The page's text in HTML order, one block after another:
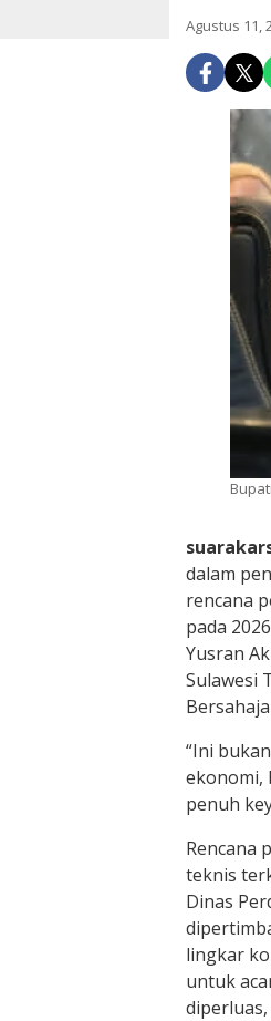
Agustus 11,
dalam
rencana
pada
Yusran
Sulawesi
“Ini
ekonomi,
penuh
Rencana
teknis
Dinas
lingkar
untuk